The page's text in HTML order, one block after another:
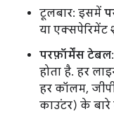
टूलबार: इसमें
या
परफ़ॉर्मेंस टेबल
होता है. हर
हर कॉलम,
काउंटर) के